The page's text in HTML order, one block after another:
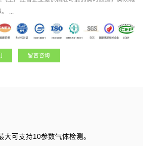
留言咨询
可支持10参数气体检测。